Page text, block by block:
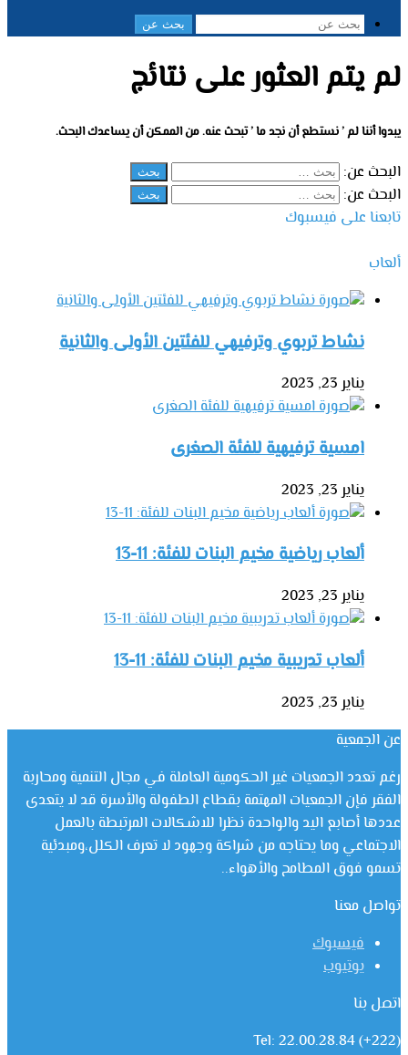
بحث عن
لم يتم العثور على نتائج
يبدوا أننا لم ’ نستطع أن نجد ما ’ تبحث عنه. من الممكن أن يساعدك البحث.
البحث عن:
البحث عن:
تابعنا على فيسبوك
ألعاب
نشاط تربوي وترفيهي للفئتين الأولى والثانية
يناير 23, 2023
امسية ترفيهية للفئة الصغرى
يناير 23, 2023
ألعاب رياضية مخيم البنات للفئة: 11-13
يناير 23, 2023
ألعاب تدريبية مخيم البنات للفئة: 11-13
يناير 23, 2023
عن الجمعية
رغم تعدد الجمعيات غير الحكومية العاملة في مجال التنمية ومحاربة
الفقر فإن الجمعيات المهتمة بقطاع الطفولة والأسرة قد لا يتعدى
عددها أصابع اليد والواحدة نظرا للاشكالات المرتبطة بالعمل
الاجتماعي وما يحتاجه من شراكة وجهود لا تعرف الكلل،ومبدئية
تسمو فوق المطامح والأهواء..
تواصل معنا
فيسبوك
يوتيوب
اتصل بنا
Tel: 22.00.28.84 (+222)